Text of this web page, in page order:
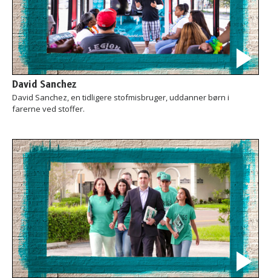
David Sanchez
David Sanchez, en tidligere stofmisbruger, uddanner børn i
farerne ved stoffer.